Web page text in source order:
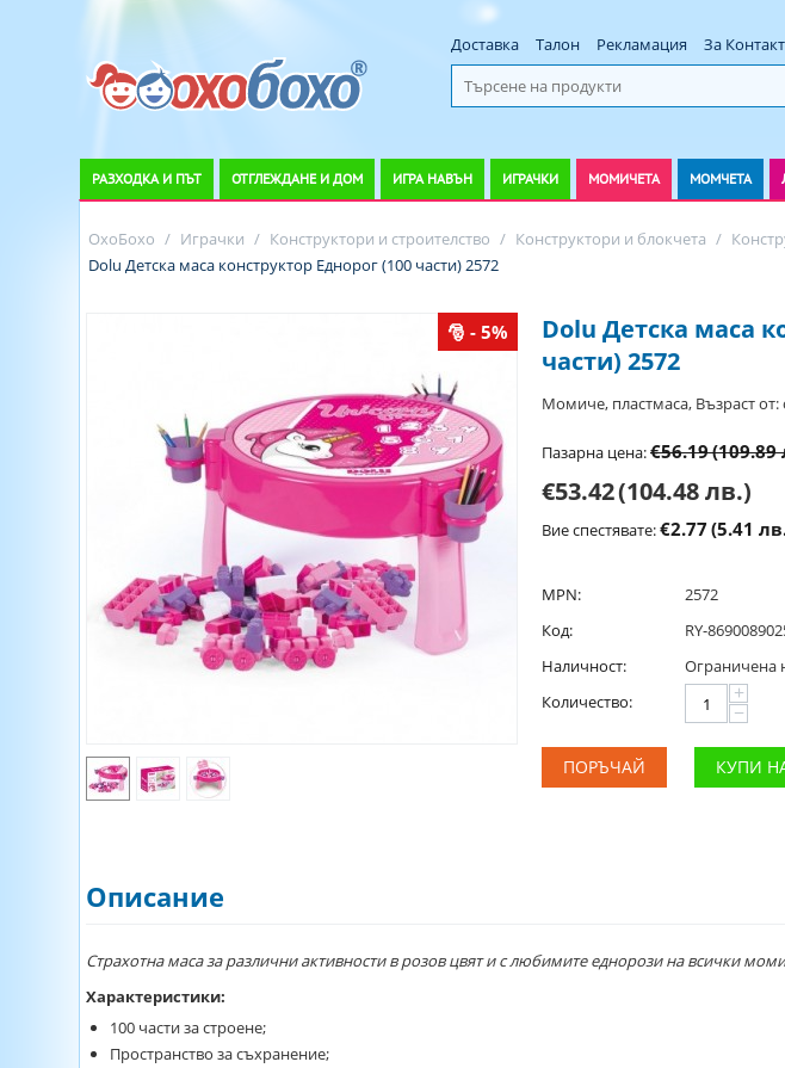
Доставка Талон Рекламация За Контакт
РАЗХОДКА И ПЪТ ОТГЛЕЖДАНЕ И ДОМ ИГРА НАВЪН ИГРАЧКИ МОМИЧЕТА МОМЧЕТА
ОхоБохо / Играчки / Конструктори и строителство / Конструктори и блокчета /
Dolu Детска маса конструктор Еднорог (100 части) 2572
- 5%
Dolu Детска маса
части) 2572
Момиче, пластмаса, Възраст от:
Пазарна цена:€56.19(109.89
€53.42(104.48 лв.)
Вие спестявате:€2.77 (5.41
MPN:
2572
Код:
RY-
Наличност:
Ограничена
Количество:
+
−
ПОРЪЧАЙ КУПИ
Описание
Страхотна маса за различни активности в розов цвят и с любимите еднорози на всички
Характеристики:
100 части за строене;
Пространство за съхранение;